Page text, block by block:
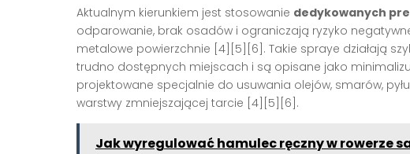
Aktualnym kierunkiem jest stosowanie dedykowanych
odparowanie, brak osadów i ograniczają ryzyko
metalowe powierzchnie [4][5][6]. Takie spraye działają
trudno dostępnych miejscach i są opisane jako
projektowane specjalnie do usuwania olejów, smarów,
warstwy zmniejszającej tarcie [4][5][6].
Jak wyregulować hamulec ręczny w rowerze